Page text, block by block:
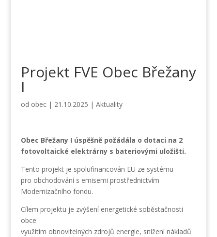
Projekt FVE Obec Břežany
I
od obec| 21.10.2025 | Aktuality
Obec Břežany I úspěšně požádála o dotaci na 2
fotovoltaické elektrárny s bateriovými uložišti.
Tento projekt je spolufinancován EU ze systému
pro obchodování s emisemi prostřednictvím
Modernizačního fondu.
Cílem projektu je zvýšení energetické soběstačnosti
obce
využitím obnovitelných zdrojů energie, snížení nákladů